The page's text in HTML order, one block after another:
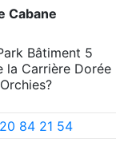
Cabane
Bâtiment 5
la Carrière Dorée
84 21 54